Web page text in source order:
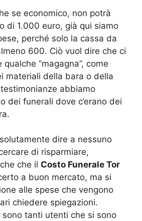
se economico, non potrà
di 1.000 euro, già qui siamo
perché solo la cassa da
600. Ciò vuol dire che ci
“magagna”, come
materiali della bara o della
abbiamo
dei funerali dove c’erano dei
dire a nessuno
di risparmiare,
che il Costo Funerale Tor
a buon mercato, ma si
alle spese che vengono
chiedere spiegazioni.
sono tanti utenti che si sono